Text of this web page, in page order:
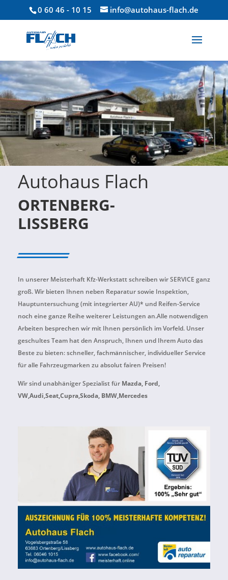
0 60 46 - 10 15 info@autohaus-flach.de
Autohaus Flach
ORTENBERG-
LISSBERG
In unserer Meisterhaft Kfz-Werkstatt schreiben wir SERVICE ganz
groß. Wir bieten Ihnen neben Reparatur sowie Inspektion,
Hauptuntersuchung (mit integrierter AU)* und Reifen-Service
noch eine ganze Reihe weiterer Leistungen an.Alle notwendigen
Arbeiten besprechen wir mit Ihnen persönlich im Vorfeld. Unser
geschultes Team hat den Anspruch, Ihnen und Ihrem Auto das
Beste zu bieten: schneller, fachmännischer, individueller Service
für alle Fahrzeugmarken zu absolut fairen Preisen!
Wir sind unabhäniger Spezialist für Mazda, Ford,
VW,Audi,Seat,Cupra,Skoda, BMW,Mercedes